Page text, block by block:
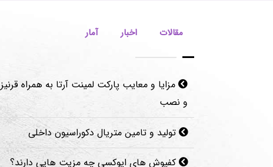
مقالات اخبار آمار
مزایا و معایب پارکت لمینت آرتا به همراه قرنیز
و نصب
تولید و تامین متریال دکوراسیون داخلی
کفپوش های اپوکسی چه مزیت هایی دارند؟